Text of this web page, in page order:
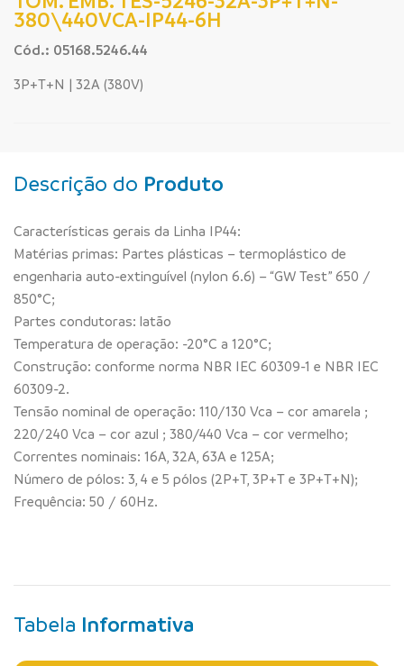
380\440VCA-IP44-6H
Cód.: 05168.5246.44
3P+T+N | 32A (380V)
Descrição do Produto
Características gerais da Linha IP44:
Matérias primas: Partes plásticas – termoplástico de
engenharia auto-extinguível (nylon 6.6) – “GW Test” 650 /
850°C;
Partes condutoras: latão
Temperatura de operação: -20°C a 120°C;
Construção: conforme norma NBR IEC 60309-1 e NBR IEC
60309-2.
Tensão nominal de operação: 110/130 Vca – cor amarela ;
220/240 Vca – cor azul ; 380/440 Vca – cor vermelho;
Correntes nominais: 16A, 32A, 63A e 125A;
Número de pólos: 3, 4 e 5 pólos (2P+T, 3P+T e 3P+T+N);
Frequência: 50 / 60Hz.
Tabela Informativa